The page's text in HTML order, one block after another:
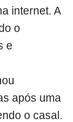
internet. A
o
e
após uma
o casal.